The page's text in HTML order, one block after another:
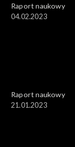
Raport naukowy
04.02.2023
Raport naukowy
21.01.2023